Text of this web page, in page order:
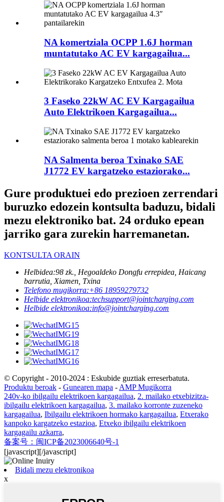
NA komertziala OCPP 1.6J horman
muntatutako AC EV kargagailua...
3 Faseko 22kW AC EV Kargagailua
Auto Elektrikoen Kargagailua...
NA Salmenta beroa Txinako SAE
J1772 EV kargatzeko estaziorako...
Gure produktuei edo prezioen zerrendari
buruzko edozein kontsulta baduzu, bidali
mezu elektroniko bat. 24 orduko epean
jarriko gara zurekin harremanetan.
KONTSULTA ORAIN
Helbidea:98 zk., Hegoaldeko Dongfu errepidea, Haicang
barrutia, Xiamen, Txina
Telefono mugikorra:+86 18959279732
Helbide elektronikoa:techsupport@jointcharging.com
Helbide elektronikoa:info@jointcharging.com
© Copyright - 2010-2024 : Eskubide guztiak erreserbatuta.
Produktu beroak - Gunearen mapa - AMP Mugikorra
240v-ko ibilgailu elektrikoen kargagailua, 2. mailako etxebizitza-
ibilgailu elektrikoen kargagailua, 3. mailako korronte zuzeneko
kargagailua, Ibilgailu elektrikoen hormako kargagailua, Etxerako
kanpoko kargatzeko estazioa, Etxeko ibilgailu elektrikoen
kargagailu azkarra,
备案号：闽ICP备2023006640号-1
[javascript][/javascript]
Bidali mezu elektronikoa
x